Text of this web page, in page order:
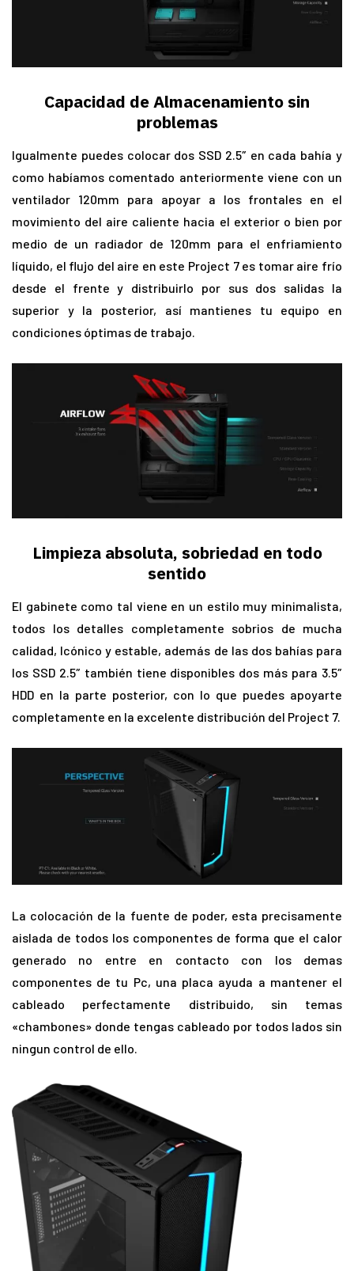
Capacidad de Almacenamiento sin
problemas
Igualmente puedes colocar dos SSD 2.5″ en cada bahía y
como habíamos comentado anteriormente viene con un
ventilador 120mm para apoyar a los frontales en el
movimiento del aire caliente hacia el exterior o bien por
medio de un radiador de 120mm para el enfriamiento
líquido, el flujo del aire en este Project 7 es tomar aire frío
desde el frente y distribuirlo por sus dos salidas la
superior y la posterior, así mantienes tu equipo en
condiciones óptimas de trabajo.
Limpieza absoluta, sobriedad en todo
sentido
El gabinete como tal viene en un estilo muy minimalista,
todos los detalles completamente sobrios de mucha
calidad, Icónico y estable, además de las dos bahías para
los SSD 2.5″ también tiene disponibles dos más para 3.5″
HDD en la parte posterior, con lo que puedes apoyarte
completamente en la excelente distribución del Project 7.
La colocación de la fuente de poder, esta precisamente
aislada de todos los componentes de forma que el calor
generado no entre en contacto con los demas
componentes de tu Pc, una placa ayuda a mantener el
cableado perfectamente distribuido, sin temas
«chambones» donde tengas cableado por todos lados sin
ningun control de ello.